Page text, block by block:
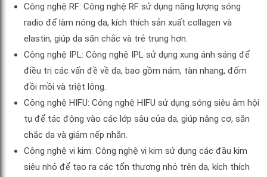
Công nghệ RF: Công nghệ RF sử dụng năng lượng sóng
radio để làm nóng da, kích thích sản xuất collagen và
elastin, giúp da săn chắc và trẻ trung hơn.
Công nghệ IPL: Công nghệ IPL sử dụng xung ánh sáng để
điều trị các vấn đề về da, bao gồm nám, tàn nhang, đốm
đồi mồi và triệt lông.
Công nghệ HIFU: Công nghệ HIFU sử dụng sóng siêu âm hội
tụ để tác động vào các lớp sâu của da, giúp nâng cơ, săn
chắc da và giảm nếp nhăn.
Công nghệ vi kim: Công nghệ vi kim sử dụng các đầu kim
siêu nhỏ để tạo ra các tổn thương nhỏ trên da, kích thích